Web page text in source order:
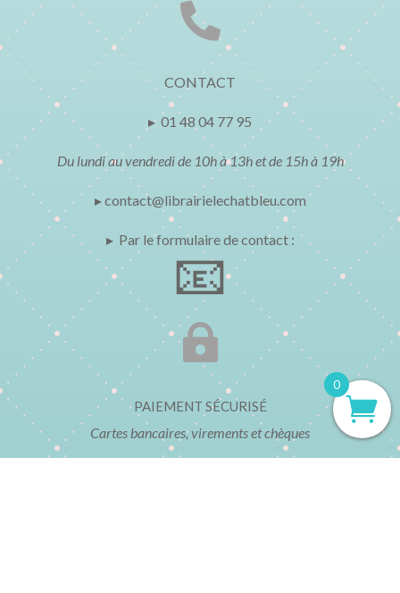

CONTACT
▸ 01 48 04 77 95
Du lundi au vendredi de 10h à 13h et de 15h à 19h
▸ contact@librairielechatbleu.com
▸ Par le formulaire de contact :
📧

PAIEMENT SÉCURISÉ
Cartes bancaires, virements et chèques
0